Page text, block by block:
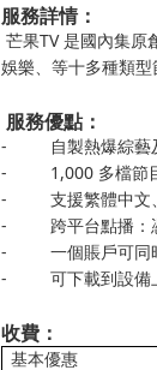
服務詳情：
芒果TV是國內集原
娛樂、等十多種類型
服務優點：
-
自製熱爆綜
-
1,000 多檔節
-
支援繁體中文
-
跨平台點播：
-
一個賬戶可同
-
可下載到設備
收費：
基本優惠